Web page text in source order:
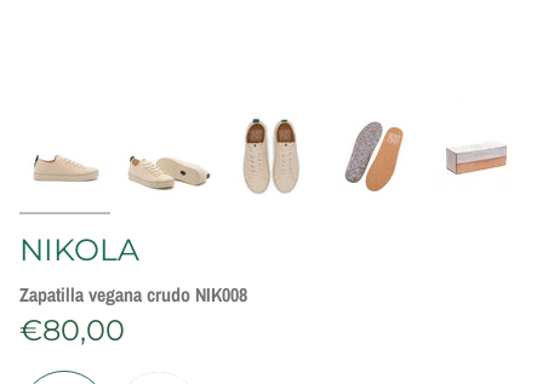
NIKOLA
Zapatilla vegana crudo NIK008
€80,00